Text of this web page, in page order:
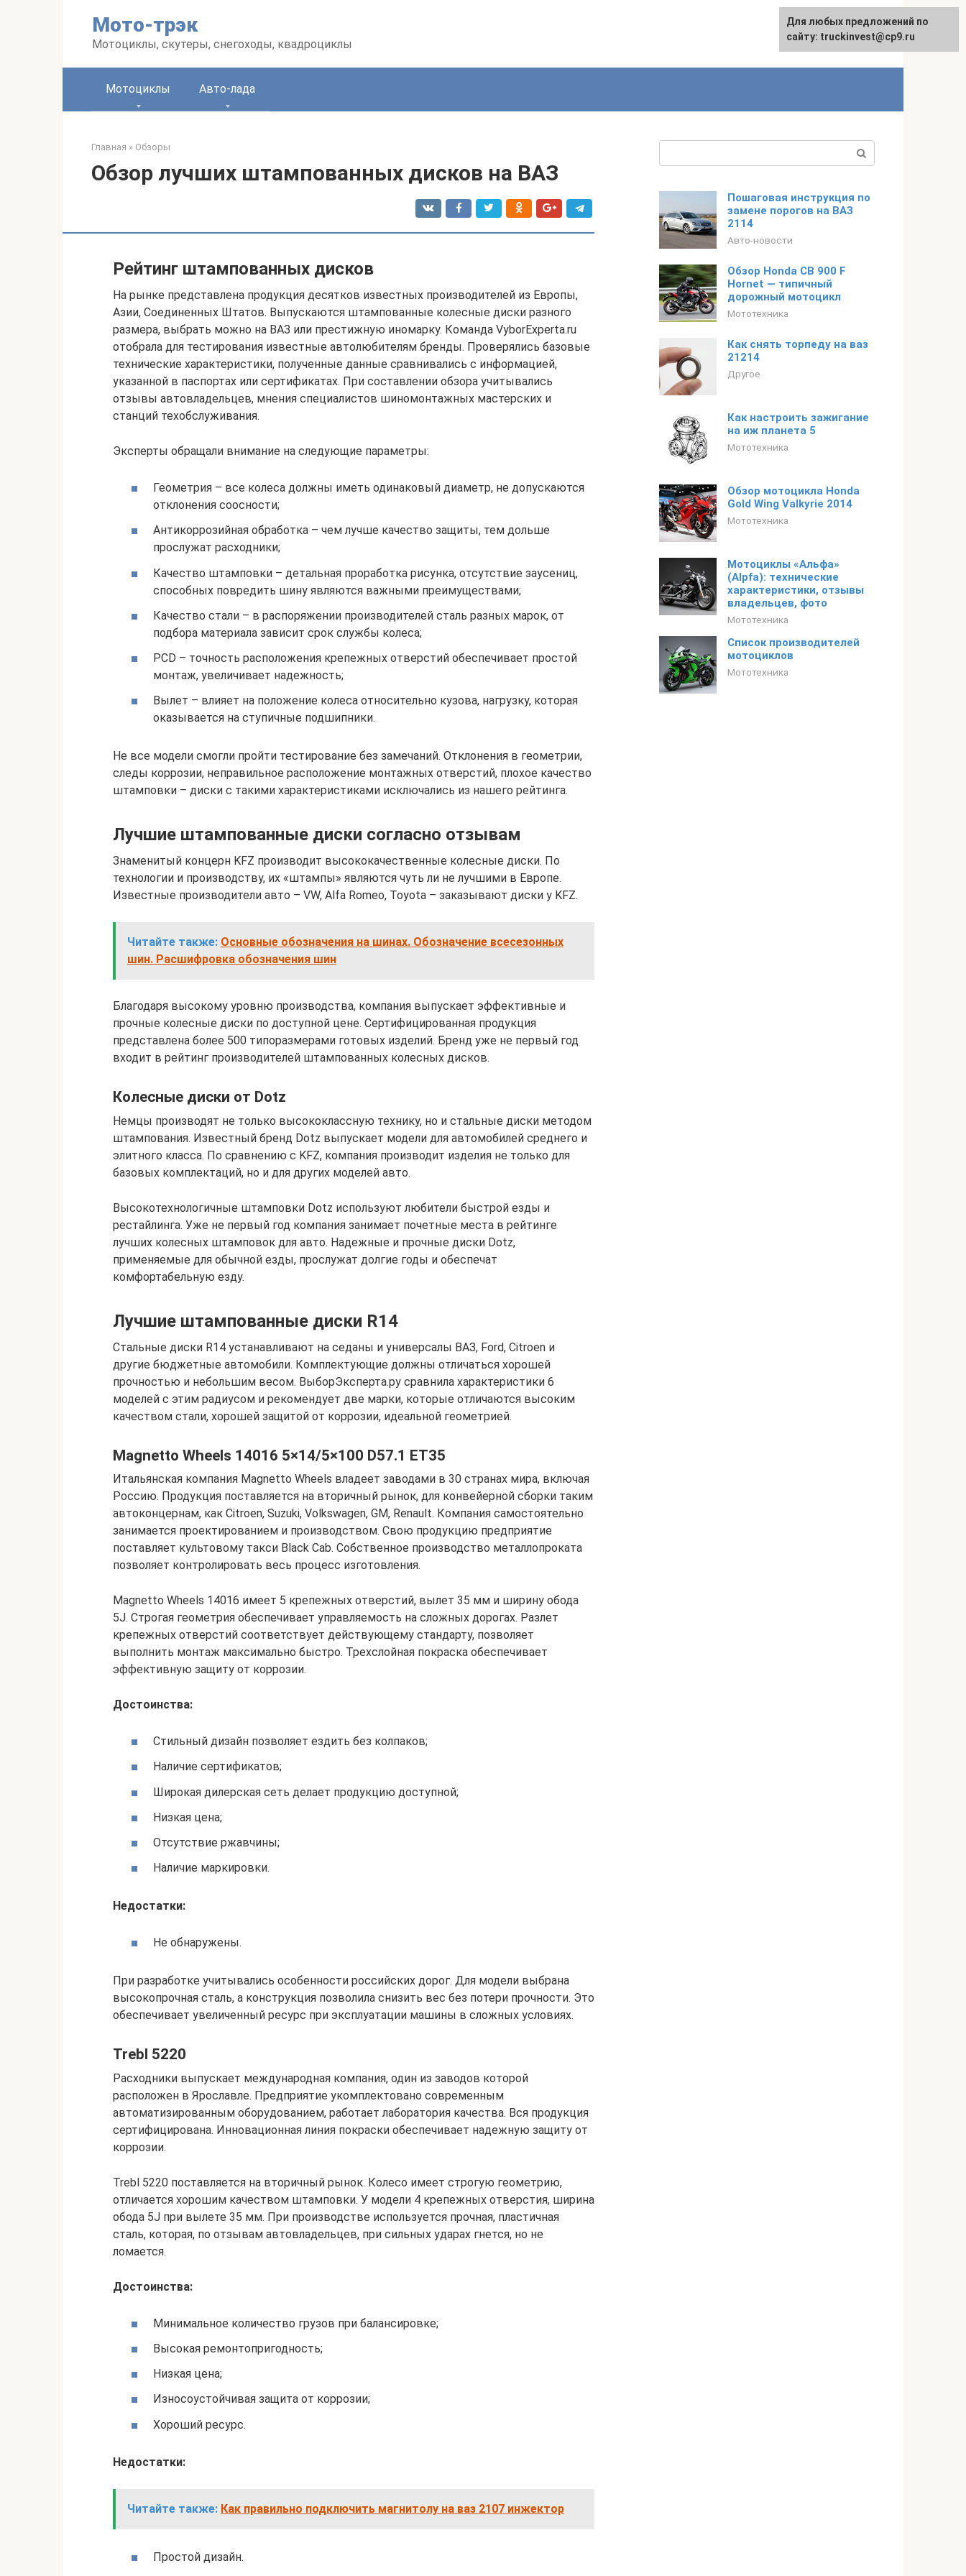
Мото-трэк
Мотоциклы, скутеры, снегоходы, квадроциклы
English
Мотоциклы Авто-лада
Главная » Обзоры
Обзор лучших штампованных дисков на ВАЗ
Рейтинг штампованных дисков
На рынке представлена продукция десятков известных производителей из Европы,
Азии, Соединенных Штатов. Выпускаются штампованные колесные диски разного
размера, выбрать можно на ВАЗ или престижную иномарку. Команда VyborExperta.ru
отобрала для тестирования известные автолюбителям бренды. Проверялись базовые
технические характеристики, полученные данные сравнивались с информацией,
указанной в паспортах или сертификатах. При составлении обзора учитывались
отзывы автовладельцев, мнения специалистов шиномонтажных мастерских и
станций техобслуживания.
Эксперты обращали внимание на следующие параметры:
Геометрия – все колеса должны иметь одинаковый диаметр, не допускаются
отклонения соосности;
Антикоррозийная обработка – чем лучше качество защиты, тем дольше
прослужат расходники;
Качество штамповки – детальная проработка рисунка, отсутствие заусениц,
способных повредить шину являются важными преимуществами;
Качество стали – в распоряжении производителей сталь разных марок, от
подбора материала зависит срок службы колеса;
PCD – точность расположения крепежных отверстий обеспечивает простой
монтаж, увеличивает надежность;
Вылет – влияет на положение колеса относительно кузова, нагрузку, которая
оказывается на ступичные подшипники.
Не все модели смогли пройти тестирование без замечаний. Отклонения в геометрии,
следы коррозии, неправильное расположение монтажных отверстий, плохое качество
штамповки – диски с такими характеристиками исключались из нашего рейтинга.
Лучшие штампованные диски согласно отзывам
Знаменитый концерн KFZ производит высококачественные колесные диски. По
технологии и производству, их «штампы» являются чуть ли не лучшими в Европе.
Известные производители авто – VW, Alfa Romeo, Toyota – заказывают диски у KFZ.
Читайте также: Основные обозначения на шинах. Обозначение всесезонных
шин. Расшифровка обозначения шин
Благодаря высокому уровню производства, компания выпускает эффективные и
прочные колесные диски по доступной цене. Сертифицированная продукция
представлена более 500 типоразмерами готовых изделий. Бренд уже не первый год
входит в рейтинг производителей штампованных колесных дисков.
Колесные диски от Dotz
Немцы производят не только высококлассную технику, но и стальные диски методом
штампования. Известный бренд Dotz выпускает модели для автомобилей среднего и
элитного класса. По сравнению с KFZ, компания производит изделия не только для
базовых комплектаций, но и для других моделей авто.
Высокотехнологичные штамповки Dotz используют любители быстрой езды и
рестайлинга. Уже не первый год компания занимает почетные места в рейтинге
лучших колесных штамповок для авто. Надежные и прочные диски Dotz,
применяемые для обычной езды, прослужат долгие годы и обеспечат
комфортабельную езду.
Лучшие штампованные диски R14
Стальные диски R14 устанавливают на седаны и универсалы ВАЗ, Ford, Citroen и
другие бюджетные автомобили. Комплектующие должны отличаться хорошей
прочностью и небольшим весом. ВыборЭксперта.ру сравнила характеристики 6
моделей с этим радиусом и рекомендует две марки, которые отличаются высоким
качеством стали, хорошей защитой от коррозии, идеальной геометрией.
Magnetto Wheels 14016 5×14/5×100 D57.1 ET35
Итальянская компания Magnetto Wheels владеет заводами в 30 странах мира, включая
Россию. Продукция поставляется на вторичный рынок, для конвейерной сборки таким
автоконцернам, как Citroen, Suzuki, Volkswagen, GM, Renault. Компания самостоятельно
занимается проектированием и производством. Свою продукцию предприятие
поставляет культовому такси Black Cab. Собственное производство металлопроката
позволяет контролировать весь процесс изготовления.
Magnetto Wheels 14016 имеет 5 крепежных отверстий, вылет 35 мм и ширину обода
5J. Строгая геометрия обеспечивает управляемость на сложных дорогах. Разлет
крепежных отверстий соответствует действующему стандарту, позволяет
выполнить монтаж максимально быстро. Трехслойная покраска обеспечивает
эффективную защиту от коррозии.
Достоинства:
Стильный дизайн позволяет ездить без колпаков;
Наличие сертификатов;
Широкая дилерская сеть делает продукцию доступной;
Низкая цена;
Отсутствие ржавчины;
Наличие маркировки.
Недостатки:
Не обнаружены.
При разработке учитывались особенности российских дорог. Для модели выбрана
высокопрочная сталь, а конструкция позволила снизить вес без потери прочности. Это
обеспечивает увеличенный ресурс при эксплуатации машины в сложных условиях.
Trebl 5220
Расходники выпускает международная компания, один из заводов которой
расположен в Ярославле. Предприятие укомплектовано современным
автоматизированным оборудованием, работает лаборатория качества. Вся продукция
сертифицирована. Инновационная линия покраски обеспечивает надежную защиту от
коррозии.
Trebl 5220 поставляется на вторичный рынок. Колесо имеет строгую геометрию,
отличается хорошим качеством штамповки. У модели 4 крепежных отверстия, ширина
обода 5J при вылете 35 мм. При производстве используется прочная, пластичная
сталь, которая, по отзывам автовладельцев, при сильных ударах гнется, но не
ломается.
Достоинства:
Минимальное количество грузов при балансировке;
Высокая ремонтопригодность;
Низкая цена;
Износоустойчивая защита от коррозии;
Хороший ресурс.
Недостатки:
Читайте также: Как правильно подключить магнитолу на ваз 2107 инжектор
Простой дизайн.
Пошаговая инструкция по
замене порогов на ВАЗ
2114
Авто-новости
Обзор Honda CB 900 F
Hornet — типичный
дорожный мотоцикл
Мототехника
Как снять торпеду на ваз
21214
Другое
Как настроить зажигание
на иж планета 5
Мототехника
Обзор мотоцикла Honda
Gold Wing Valkyrie 2014
Мототехника
Мотоциклы «Альфа»
(Alpfa): технические
характеристики, отзывы
владельцев, фото
Мототехника
Список производителей
мотоциклов
Мототехника
Для любых предложений по
сайту: truckinvest@cp9.ru